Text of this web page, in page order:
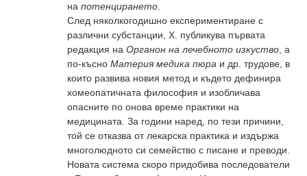
на потенцирането
След няколкогодишно експериментиране с
различни субстанции, Х. публикува първата
редакция на Органон на лечебното изкуство , а
по-късно Материя медика пюра и др. трудове, в
които развива новия метод и където дефинира
хомеопатичната философия и изобличава
опасните по онова време практики на
медицината. За години наред, по тези причини,
той се отказва от лекарска практика и издържа
многолюдното си семейство с писане и преводи.
Новата система скоро придобива последователи